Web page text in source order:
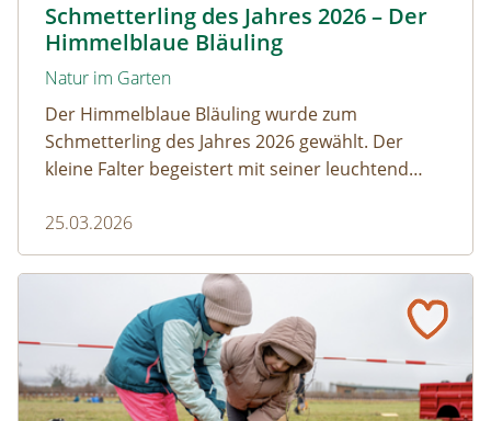
Schmetterling des Jahres 2026 – Der
Himmelblaue Bläuling
Natur im Garten
Der Himmelblaue Bläuling wurde zum
Schmetterling des Jahres 2026 gewählt. Der
kleine Falter begeistert mit seiner leuchtend
Zusammenspiel mit Ameisen.
25.03.2026
Gumpoldskirchen: Ein Klassenzimmer unter